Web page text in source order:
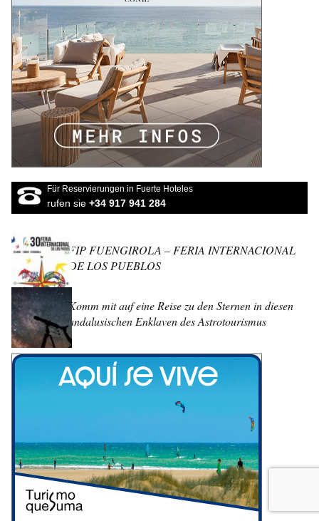
Für Reservierungen in Fuerte Hoteles
rufen sie +34 917 941 284
FIP FUENGIROLA – FERIA INTERNACIONAL
DE LOS PUEBLOS
Komm mit auf eine Reise zu den Sternen in diesen
andalusischen Enklaven des Astrotourismus